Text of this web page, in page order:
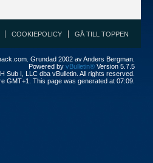
COOKIEPOLICY GÅ TILL TOPPEN
Grundad 2002 av Anders Bergman.
Powered by vBulletin® Version 5.7.5
Sub I, LLC dba vBulletin. All rights reserved.
GMT+1. This page was generated at 07:09.